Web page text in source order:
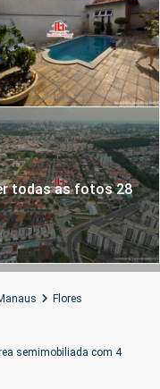
todas as fotos 28
Flores
semimobiliada com 4